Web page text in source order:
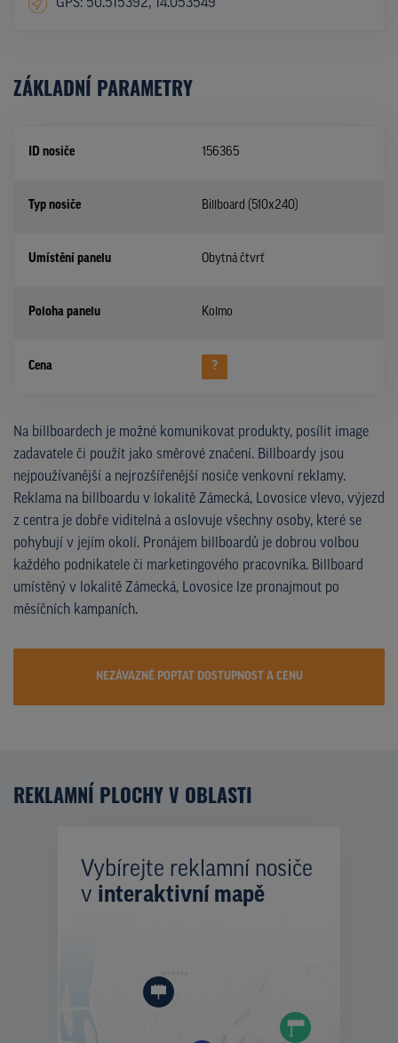
GPS: 50.515392, 14.053549
ZÁKLADNÍ PARAMETRY
ID nosiče 156365
Typ nosiče Billboard (510x240)
Umístění panelu Obytná čtvrť
Poloha panelu Kolmo
Cena ?
Na billboardech je možné komunikovat produkty, posílit image
zadavatele či použít jako směrové značení. Billboardy jsou
nejpoužívanější a nejrozšířenější nosiče venkovní reklamy.
Reklama na billboardu v lokalitě Zámecká, Lovosice vlevo, výjezd
z centra je dobře viditelná a oslovuje všechny osoby, které se
pohybují v jejím okolí. Pronájem billboardů je dobrou volbou
každého podnikatele či marketingového pracovníka. Billboard
umístěný v lokalitě Zámecká, Lovosice lze pronajmout po
měsíčních kampaních.
NEZÁVAZNĚ POPTAT DOSTUPNOST A CENU
REKLAMNÍ PLOCHY V OBLASTI
Vybírejte reklamní nosiče
v interaktivní mapě